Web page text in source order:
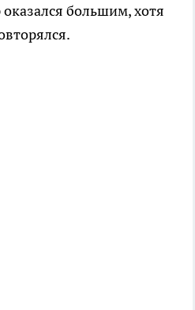
большим, хотя